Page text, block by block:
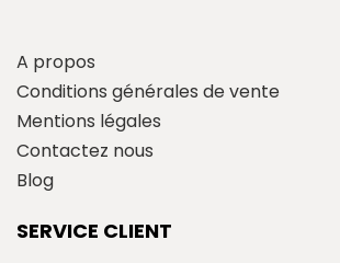
A propos
Conditions générales de vente
Mentions légales
Contactez nous
Blog
SERVICE CLIENT